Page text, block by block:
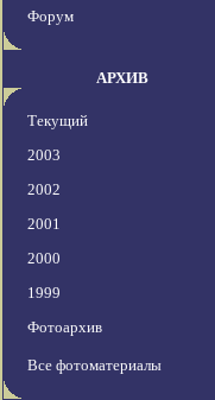
Форум
АРХИВ
Текущий
2003
2002
2001
2000
1999
Фотоархив
Все фотоматериалы